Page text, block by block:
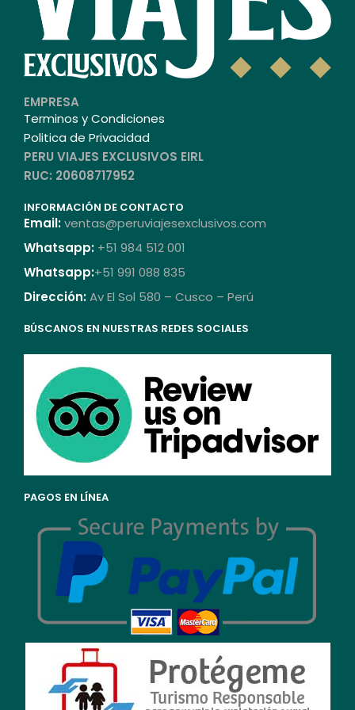
EMPRESA
Terminos y Condiciones
Politica de Privacidad
PERU VIAJES EXCLUSIVOS EIRL
RUC: 20608717952
INFORMACIÓN DE CONTACTO
Email:ventas@peruviajesexclusivos.com
Whatsapp: +51 984 512 001
Whatsapp:+51 991 088 835
Dirección:Av El Sol 580 – Cusco – Perú
BÚSCANOS EN NUESTRAS REDES SOCIALES
PAGOS EN LÍNEA